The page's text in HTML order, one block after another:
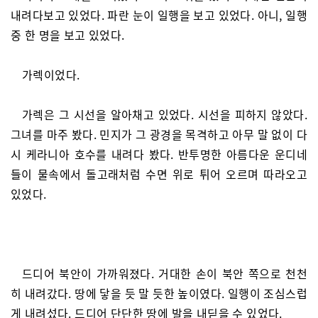
내려다보고 있었다. 파란 눈이 일행을 보고 있었다. 아니, 일행
중 한 명을 보고 있었다.
가렉이었다.
가렉은 그 시선을 알아채고 있었다. 시선을 피하지 않았다.
그녀를 마주 봤다. 민지가 그 광경을 목격하고 아무 말 없이 다
시 케라니아 호수를 내려다 봤다. 반투명한 아름다운 운디네
들이 물속에서 돌고래처럼 수면 위로 튀어 오르며 따라오고
있었다.
드디어 북안이 가까워졌다. 거대한 손이 북안 쪽으로 천천
히 내려갔다. 땅에 닿을 듯 말 듯한 높이였다. 일행이 조심스럽
게 내려섰다. 드디어 단단한 땅에 발을 내딛을 수 있었다.